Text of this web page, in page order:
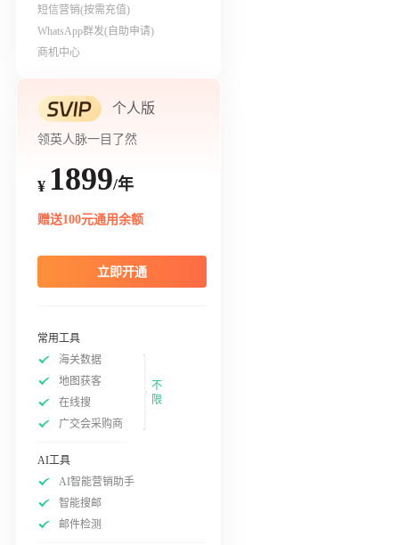
短信营销(按需充值)
WhatsApp群发(自助申请)
商机中心
个人版
领英人脉一目了然
¥ 1899/年
赠送100元通用余额
立即开通
常用工具
海关数据
地图获客
在线搜
广交会采购商
不
限
AI工具
AI智能营销助手
智能搜邮
邮件检测